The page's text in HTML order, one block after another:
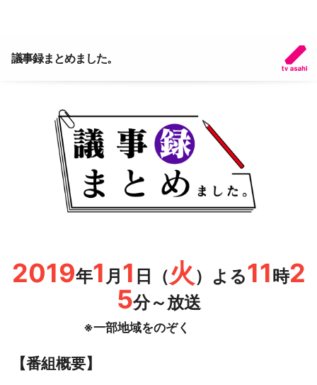
議事録まとめました。
2019年1 月 1 日（火 ）よる11時2
5分～放送
※一部地域をのぞく
【番組概要】